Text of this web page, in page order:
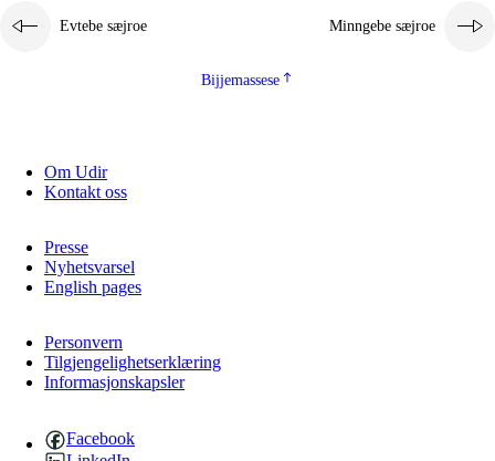
Evtebe sæjroe Minngebe sæjroe
Bijjemassese
Om Udir
Kontakt oss
Presse
Nyhetsvarsel
English pages
Personvern
Tilgjengelighetserklæring
Informasjonskapsler
Facebook